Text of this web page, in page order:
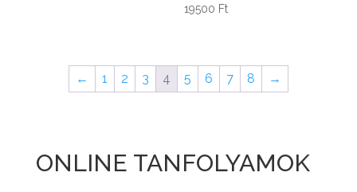
19500 Ft
← 1 2 3 4 5 6 7 8 →
ONLINE TANFOLYAMOK